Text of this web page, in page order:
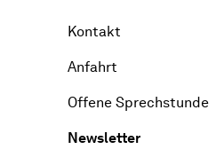
Kontakt
Anfahrt
Offene Sprechstunde
Newsletter